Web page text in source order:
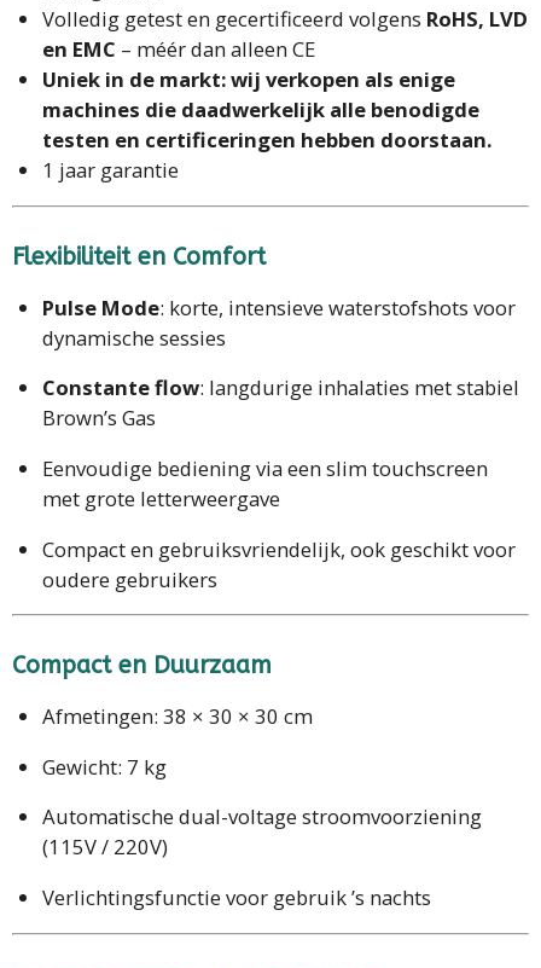
Volledig getest en gecertificeerd volgens RoHS, LVD
en EMC – méér dan alleen CE
Uniek in de markt: wij verkopen als enige
machines die daadwerkelijk alle benodigde
testen en certificeringen hebben doorstaan.
1 jaar garantie
Flexibiliteit en Comfort
Pulse Mode: korte, intensieve waterstofshots voor
dynamische sessies
Constante flow: langdurige inhalaties met stabiel
Brown’s Gas
Eenvoudige bediening via een slim touchscreen
met grote letterweergave
Compact en gebruiksvriendelijk, ook geschikt voor
oudere gebruikers
Compact en Duurzaam
Afmetingen: 38 × 30 × 30 cm
Gewicht: 7 kg
Automatische dual-voltage stroomvoorziening
(115V / 220V)
Verlichtingsfunctie voor gebruik ’s nachts